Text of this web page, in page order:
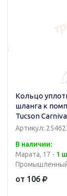
Кольцо
шланга к
Tucson
Артикул:
В наличии:
Марата, 17 - 1
от 106